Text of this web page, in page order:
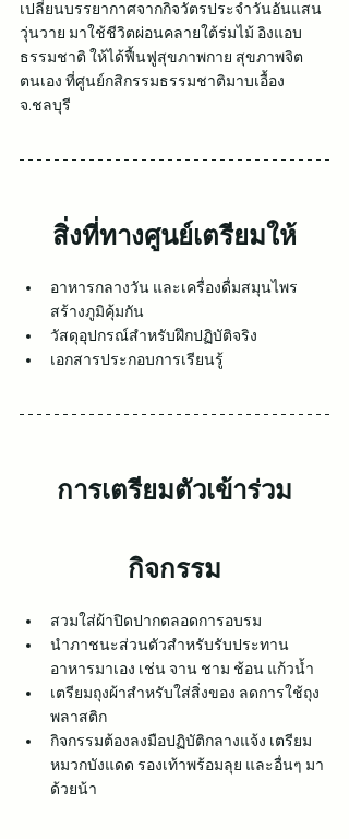
เปลี่ยนบรรยากาศจากกิจวัตรประจำวันอันแสน
วุ่นวาย มาใช้ชีวิตผ่อนคลายใต้ร่มไม้ อิงแอบ
ธรรมชาติ ให้ได้ฟื้นฟูสุขภาพกาย สุขภาพจิต
ตนเอง ที่ศูนย์กสิกรรมธรรมชาติมาบเอื้อง
จ.ชลบุรี
สิ่งที่ทางศูนย์เตรียมให้
อาหารกลางวัน และเครื่องดื่มสมุนไพร
สร้างภูมิคุ้มกัน
วัสดุอุปกรณ์สำหรับฝึกปฏิบัติจริง
เอกสารประกอบการเรียนรู้
การเตรียมตัวเข้าร่วม
กิจกรรม
สวมใส่ผ้าปิดปากตลอดการอบรม
นำภาชนะส่วนตัวสำหรับรับประทาน
อาหารมาเอง เช่น จาน ชาม ช้อน แก้วน้ำ
เตรียมถุงผ้าสำหรับใส่สิ่งของ ลดการใช้ถุง
พลาสติก
กิจกรรมต้องลงมือปฏิบัติกลางแจ้ง เตรียม
หมวกบังแดด รองเท้าพร้อมลุย และอื่นๆ มา
ด้วยน้า